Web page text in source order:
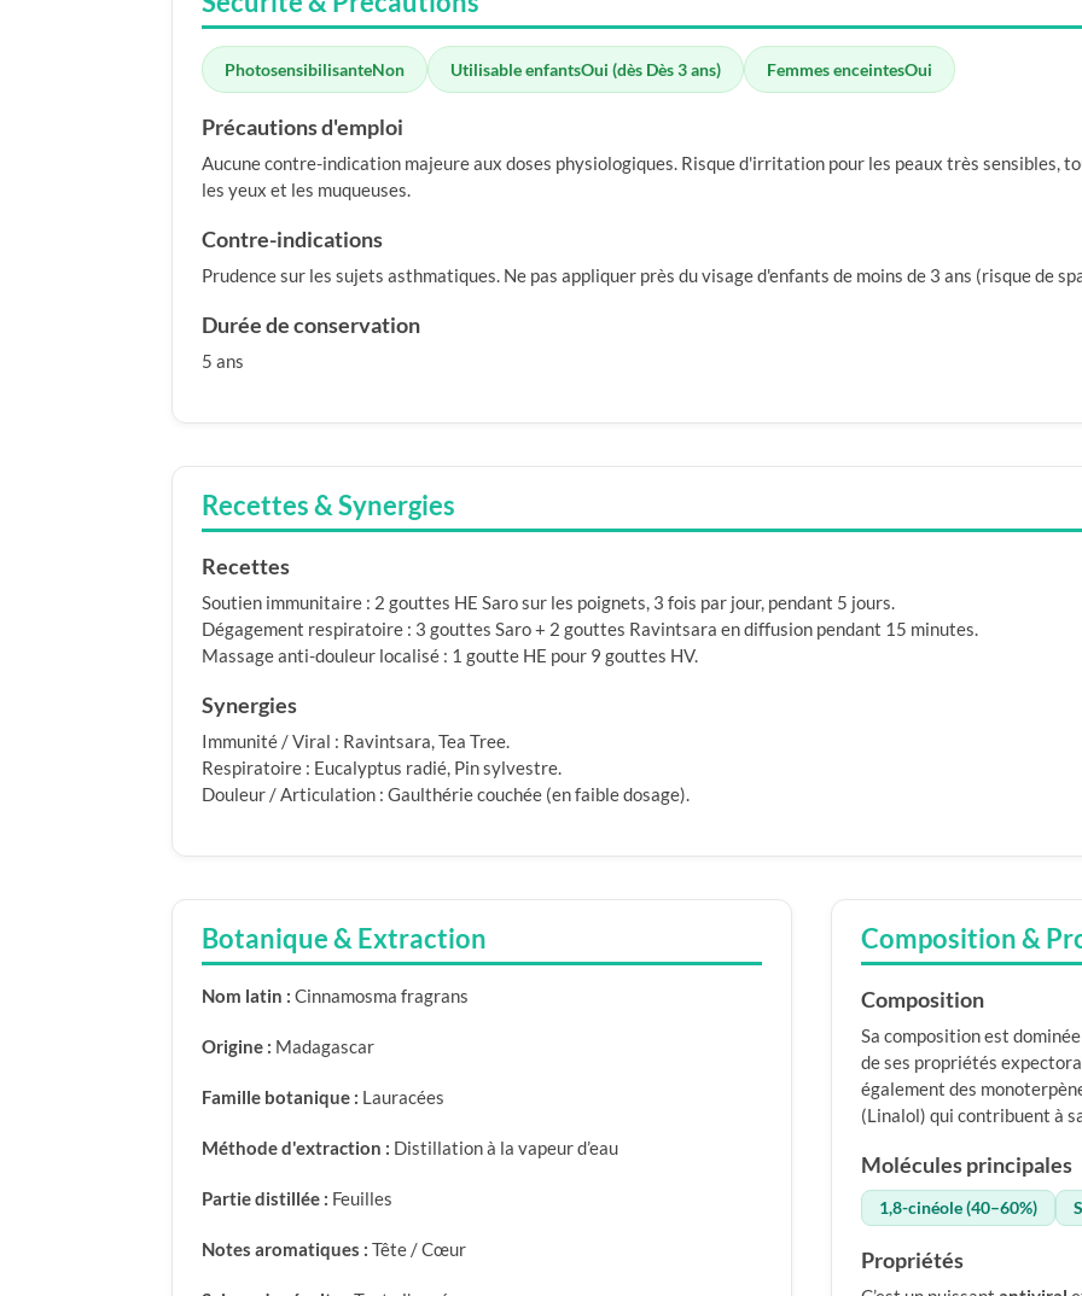
PhotosensibilisanteNon Utilisable enfantsOui (dès Dès 3 ans) Femmes enceintesOui
Précautions d'emploi
Aucune contre-indication majeure aux doses physiologiques. Risque d'irritation pour les peaux très sensibles,
les yeux et les muqueuses.
Contre-indications
Prudence sur les sujets asthmatiques. Ne pas appliquer près du visage d'enfants de moins de 3 ans (risque de
Durée de conservation
5 ans
Recettes & Synergies
Recettes
Soutien immunitaire : 2 gouttes HE Saro sur les poignets, 3 fois par jour, pendant 5 jours.
Dégagement respiratoire : 3 gouttes Saro + 2 gouttes Ravintsara en diffusion pendant 15 minutes.
Massage anti-douleur localisé : 1 goutte HE pour 9 gouttes HV.
Synergies
Immunité / Viral : Ravintsara, Tea Tree.
Respiratoire : Eucalyptus radié, Pin sylvestre.
Douleur / Articulation : Gaulthérie couchée (en faible dosage).
Botanique & Extraction
Nom latin : Cinnamosma fragrans
Origine : Madagascar
Famille botanique : Lauracées
Méthode d'extraction : Distillation à la vapeur d’eau
Partie distillée : Feuilles
Notes aromatiques : Tête / Cœur
Composition &
Composition
Sa composition est
de ses propriétés
également des
(Linalol) qui contribuent à
Molécules principales
1,8-cinéole (40–60%)
Propriétés